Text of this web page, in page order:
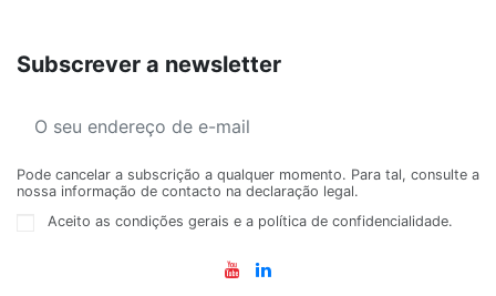
Subscrever a newsletter
Pode cancelar a subscrição a qualquer momento. Para tal, consulte a
nossa informação de contacto na declaração legal.
Aceito as condições gerais e a política de confidencialidade.